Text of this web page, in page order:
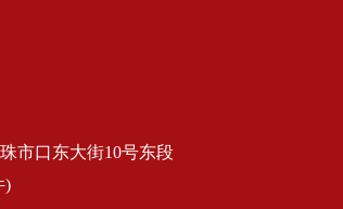
市口东大街10号东段
)